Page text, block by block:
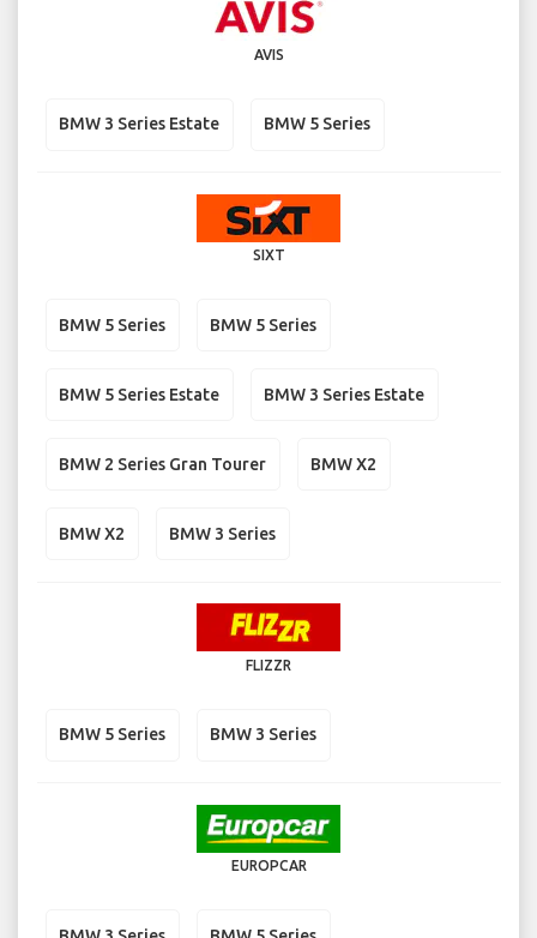
AVIS
BMW 3 Series Estate BMW 5 Series
SIXT
BMW 5 Series BMW 5 Series
BMW 5 Series Estate BMW 3 Series Estate
BMW 2 Series Gran Tourer BMW X2
BMW X2 BMW 3 Series
FLIZZR
BMW 5 Series BMW 3 Series
EUROPCAR